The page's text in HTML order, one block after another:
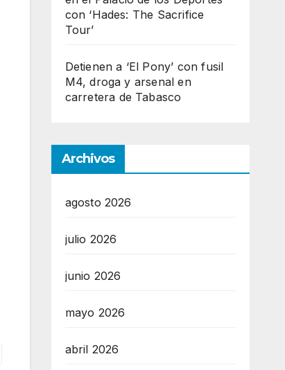
con ‘Hades: The Sacrifice
Tour’
Detienen a ‘El Pony’ con fusil
M4, droga y arsenal en
carretera de Tabasco
Archivos
agosto 2026
julio 2026
junio 2026
mayo 2026
abril 2026